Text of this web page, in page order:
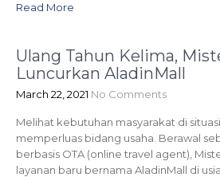
Read More
Ulang Tahun Kelima,
Luncurkan AladinMall
March 22, 2021 No Comments
Melihat kebutuhan masyarakat di
memperluas bidang usaha. Berawal
berbasis OTA (online travel agent),
layanan baru bernama AladinMall di